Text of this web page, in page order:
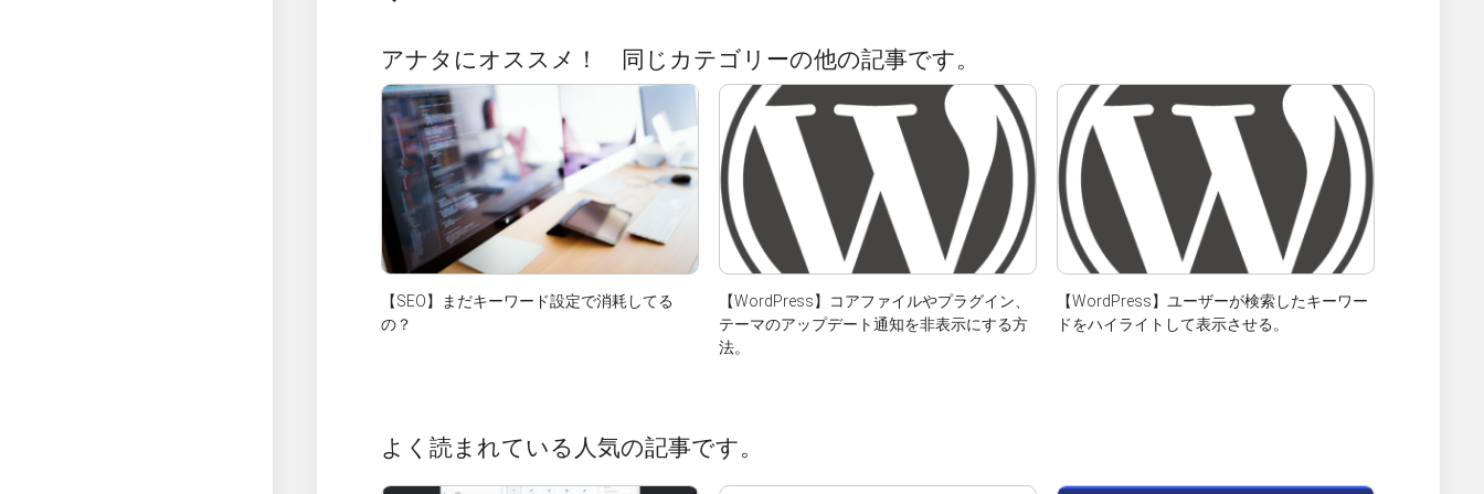
アナタにオススメ！ 同じカテゴリーの他の記事です。
【SEO】まだキーワード設定で消耗してる
の？
【WordPress】コアファイルやプラグイン、
テーマのアップデート通知を非表示にする方
法。
【WordPress】ユーザーが検索したキーワー
ドをハイライトして表示させる。
よく読まれている人気の記事です。